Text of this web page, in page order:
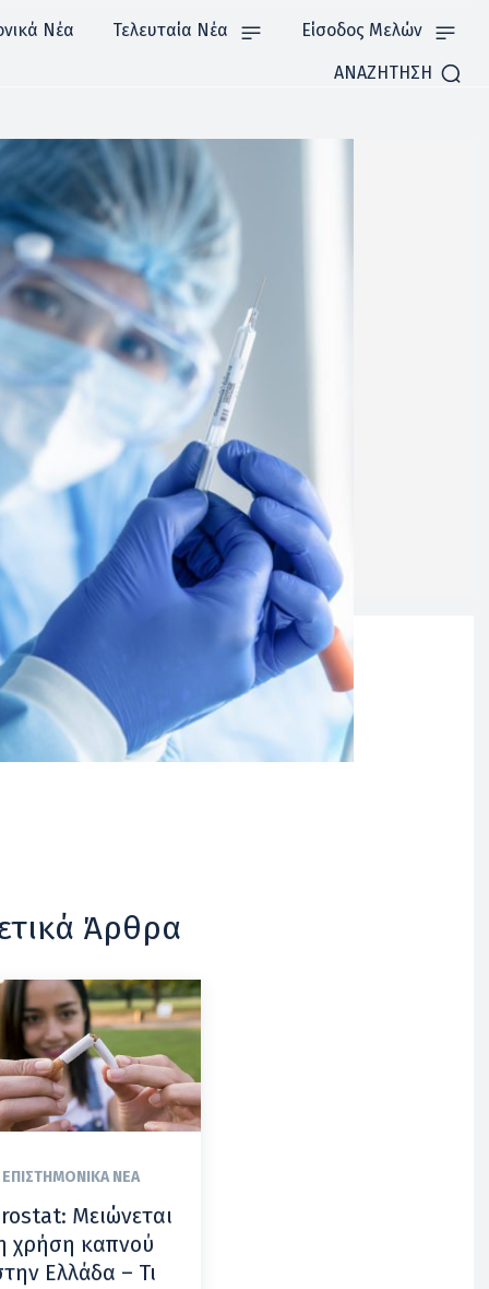
Νέα Τελευταία Νέα Είσοδος Μελών
ΑΝΑΖΗΤΗΣΗ
Άρθρα
ΕΠΙΣΤΗΜΟΝΙΚΆ ΝΈΑ
Μειώνεται
χρήση καπνού
Ελλάδα – Τι